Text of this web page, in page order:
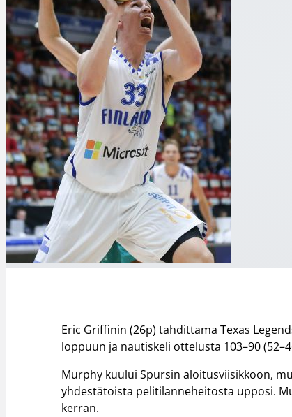
Eric Griffinin (26p) tahdittama Texas
loppuun ja nautiskeli ottelusta 103–90
Murphy kuului Spursin aloitusviisikkoon,
yhdestätoista pelitilanneheitosta upposi.
kerran.